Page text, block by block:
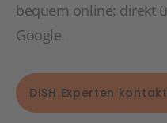
bequem online: direkt
Google.
DISH Experten